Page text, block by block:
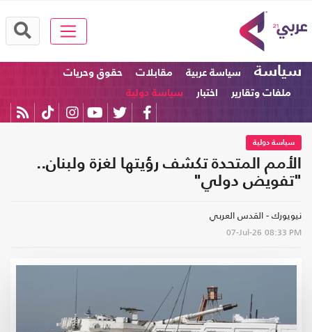
سياسة سياسة عربية مقابلات
حقوق وحريات
ملفات وتقارير
اختبار سياسة دولية
سياسة دولية
الأمم المتحدة تكشف رؤيتها لغزة ولبنان..
"تفويض دولي"
نيويورك - القدس العربي
07-Jul-26 08:33 PM